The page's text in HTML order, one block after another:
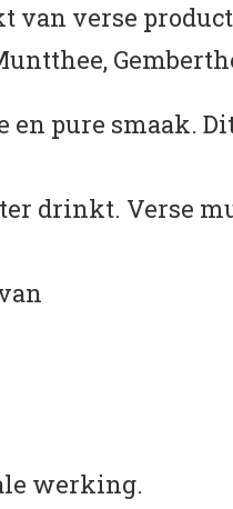
van verse
pure smaak.
drinkt. Verse
werking.